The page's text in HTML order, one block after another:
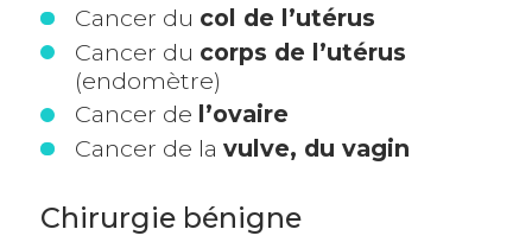
Cancer du col de l’utérus
Cancer du corps de l’utérus
(endomètre)
Cancer de l’ovaire
Cancer de lavulve, du vagin
Chirurgie bénigne